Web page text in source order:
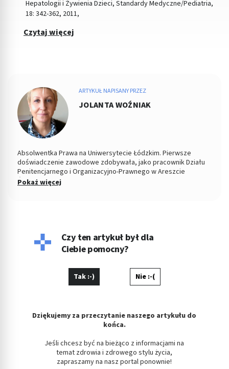
Hepatologii i Żywienia Dzieci, Standardy Medyczne/Pediatria,
18: 342-362, 2011,
Czytaj więcej
ARTYKUŁ NAPISANY PRZEZ
JOLANTA WOŹNIAK
Absolwentka Prawa na Uniwersytecie Łódzkim. Pierwsze
doświadczenie zawodowe zdobywała, jako pracownik Działu
Penitencjarnego i Organizacyjno-Prawnego w Areszcie
Śledczym w Łodzi. Od 2004 roku Zastępca Prezesa i Członek
Pokaż więcej
Czy ten artykuł był dla
Ciebie pomocny?
Tak :-) Nie :-(
Dziękujemy za przeczytanie naszego artykułu do
końca.
Jeśli chcesz być na bieżąco z informacjami na
temat zdrowia i zdrowego stylu życia,
zapraszamy na nasz portal ponownie!